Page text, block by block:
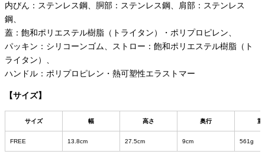
内びん：ステンレス鋼、胴部：ステンレス鋼、肩部：ステンレス
鋼、
蓋：飽和ポリエステル樹脂（トライタン）・ポリプロピレン、
パッキン：シリコーンゴム、ストロー：飽和ポリエステル樹脂（ト
ライタン）、
ハンドル：ポリプロピレン・熱可塑性エラストマー
【サイズ】
サイズ 幅 高さ 奥行 重
FREE 13.8cm 27.5cm 9cm 561g